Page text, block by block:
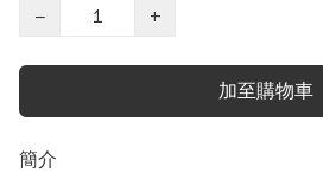
−
+
加至購物車
簡介